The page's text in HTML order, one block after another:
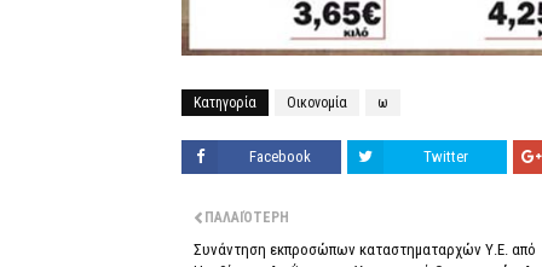
Κατηγορία Οικονομία ω
Facebook Twitter
ΠΑΛΑΙΌΤΕΡΗ
Συνάντηση εκπροσώπων καταστηματαρχών Υ.Ε. από